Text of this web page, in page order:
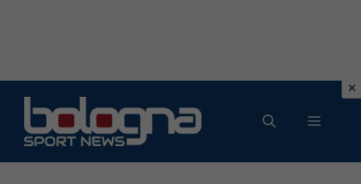
contenuto
MENU